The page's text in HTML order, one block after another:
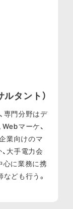
タント）
専門分野はデ
マーケ、
業向けのマ
大手電力会
心に業務に携
ども行う。